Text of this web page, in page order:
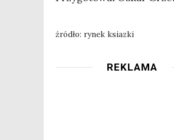
źró­dło: rynek ksiazki
REKLAMA